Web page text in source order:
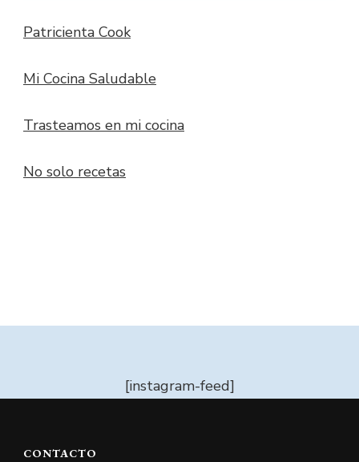
Patricienta Cook
Mi Cocina Saludable
Trasteamos en mi cocina
No solo recetas
[instagram-feed]
CONTACTO